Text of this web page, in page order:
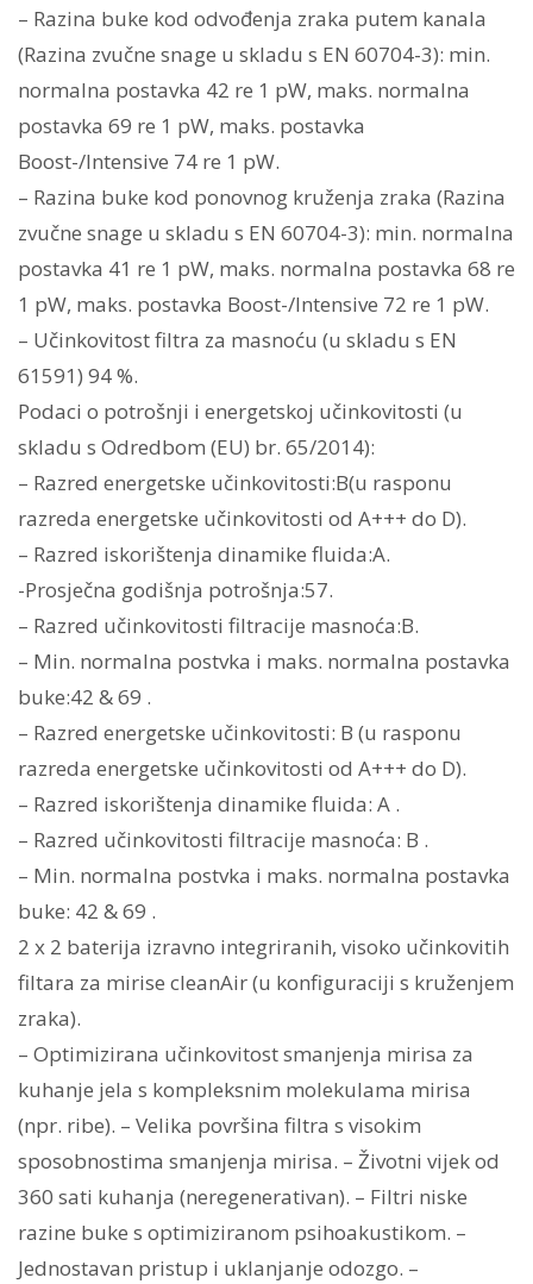
– Razina buke kod odvođenja zraka putem kanala
(Razina zvučne snage u skladu s EN 60704-3): min.
normalna postavka 42 re 1 pW, maks. normalna
postavka 69 re 1 pW, maks. postavka
Boost-/Intensive 74 re 1 pW.
– Razina buke kod ponovnog kruženja zraka (Razina
zvučne snage u skladu s EN 60704-3): min. normalna
postavka 41 re 1 pW, maks. normalna postavka 68 re
1 pW, maks. postavka Boost-/Intensive 72 re 1 pW.
– Učinkovitost filtra za masnoću (u skladu s EN
61591) 94 %.
Podaci o potrošnji i energetskoj učinkovitosti (u
skladu s Odredbom (EU) br. 65/2014):
– Razred energetske učinkovitosti:B(u rasponu
razreda energetske učinkovitosti od A+++ do D).
– Razred iskorištenja dinamike fluida:A.
-Prosječna godišnja potrošnja:57.
– Razred učinkovitosti filtracije masnoća:B.
– Min. normalna postvka i maks. normalna postavka
buke:42 & 69 .
– Razred energetske učinkovitosti: B (u rasponu
razreda energetske učinkovitosti od A+++ do D).
– Razred iskorištenja dinamike fluida: A .
– Razred učinkovitosti filtracije masnoća: B .
– Min. normalna postvka i maks. normalna postavka
buke: 42 & 69 .
2 x 2 baterija izravno integriranih, visoko učinkovitih
filtara za mirise cleanAir (u konfiguraciji s kruženjem
zraka).
– Optimizirana učinkovitost smanjenja mirisa za
kuhanje jela s kompleksnim molekulama mirisa
(npr. ribe). – Velika površina filtra s visokim
sposobnostima smanjenja mirisa. – Životni vijek od
360 sati kuhanja (neregenerativan). – Filtri niske
razine buke s optimiziranom psihoakustikom. –
Jednostavan pristup i uklanjanje odozgo. –